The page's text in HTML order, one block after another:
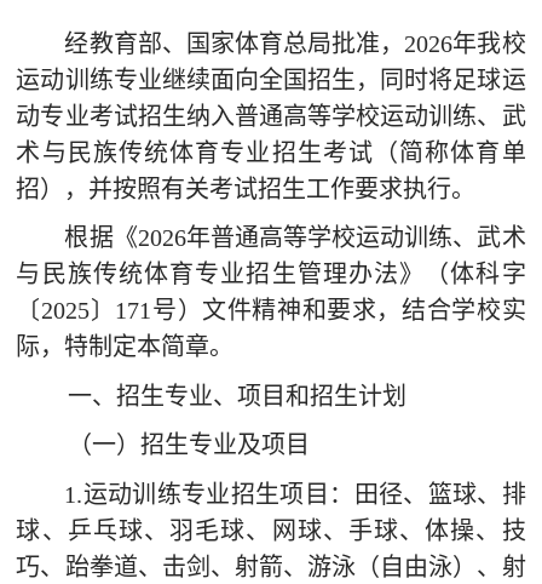
历年分数
通知公告
招生政策
网上报名
查询中心
经教育部、国家体育总局批准， 2026年我校
运动训练专业继续面向全国招生，同时将足球运
动专业考试招生纳入普通高等学校运动训练、武
术与民族传统体育专业招生考试（简称体育单
招），并按照有关考试招生工作要求执行。
根据《2026年普通高等学校运动训练、武术
与民族传统体育专业招生管理办法》（体科字
〔 2025〕 171 号）文件精神和要求，结合学校实
际，特制定本简章。
一、招生专业、项目和招生计划
（一）招生专业及项目
1.运动训练专业招生项目：
田径、篮球、排
球、乒乓球、羽毛球、网球、手球、体操、技
巧、跆拳道、击剑、射箭、游泳（自由泳）、射